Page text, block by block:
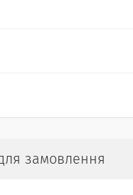
замовлення